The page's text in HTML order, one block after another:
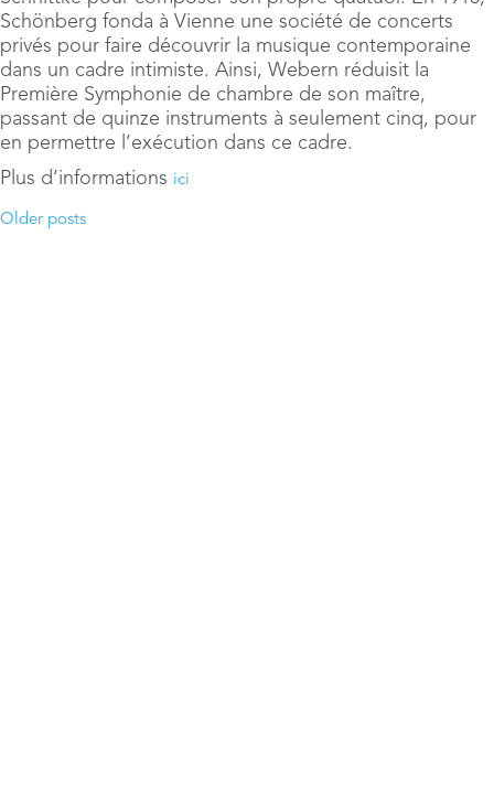
Schönberg fonda à Vienne une société de concerts
privés pour faire découvrir la musique contemporaine
dans un cadre intimiste. Ainsi, Webern réduisit la
Première Symphonie de chambre de son maître,
passant de quinze instruments à seulement cinq, pour
en permettre l’exécution dans ce cadre.
Plus d’informations ici
Posts
Older posts